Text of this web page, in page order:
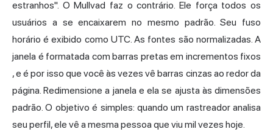
estranhos". O Mullvad faz o contrário. Ele força todos os
usuários a se encaixarem no mesmo padrão. Seu fuso
horário é exibido como UTC. As fontes são normalizadas. A
janela é formatada com barras pretas em incrementos fixos
, e é por isso que você às vezes vê barras cinzas ao redor da
página. Redimensione a janela e ela se ajusta às dimensões
padrão. O objetivo é simples: quando um rastreador analisa
seu perfil, ele vê a mesma pessoa que viu mil vezes hoje.